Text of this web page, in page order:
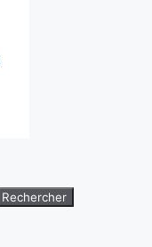
Rechercher